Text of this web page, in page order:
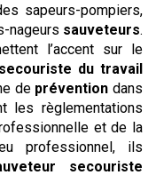
sapeurs-pompiers,
nageurs sauveteurs.
l’accent sur le
secouriste du travail
de prévention dans
les règlementations
et de la
professionnel, ils
secouriste